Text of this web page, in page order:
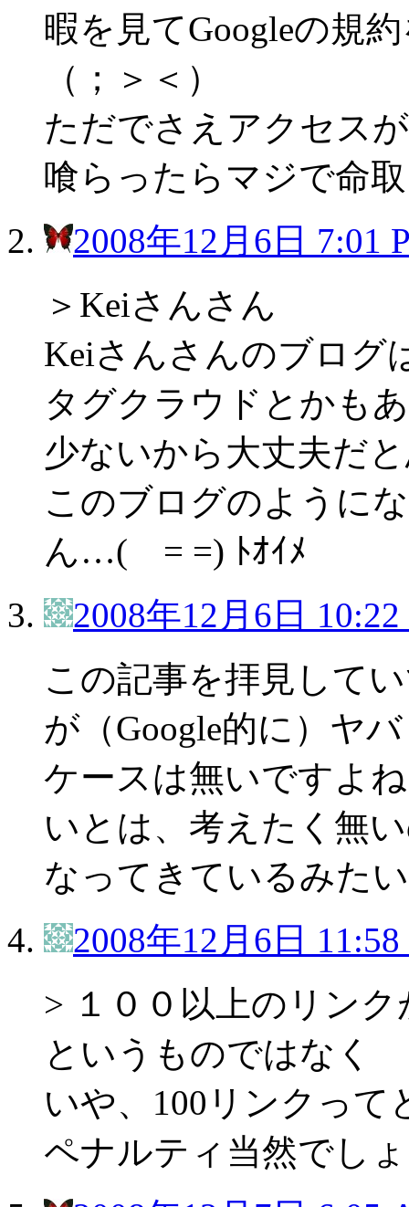
暇を見てGoogleの規
（；＞＜）
ただでさえアクセス
喰らったらマジで命
2008年12月6日 7:01
＞Keiさんさん
Keiさんさんのブログ
タグクラウドとかも
少ないから大丈夫だ
このブログのように
ん…( = =) ﾄｵｲﾒ
2008年12月6日
この記事を拝見して
が（Google的に）ヤ
ケースは無いですよ
いとは、考えたく無
なってきているみた
2008年12月6日
> １００以上のリン
というものではなく
いや、100リンクって
ペナルティ当然でし